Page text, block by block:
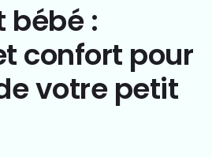
bébé :
confort pour
votre petit